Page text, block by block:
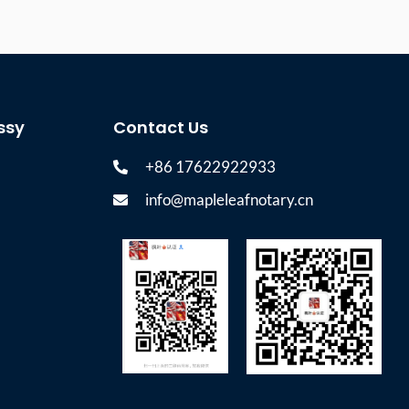
Contact Us
+86 17622922933
info@mapleleafnotary.cn